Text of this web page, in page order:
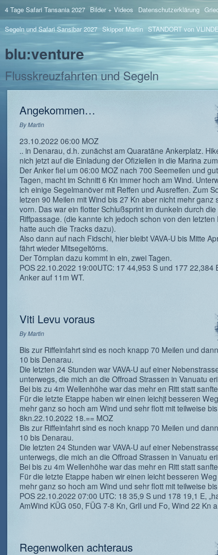
4 Tage Safari Tansania 2027 Bilder + Videos Datenschutzerklärung
Segeln und Safari Sansibar 2027 Skipper Martin STANDORT von
blu:venture
Flusskreuzfahrten und Segeln
Angekommen…
ByMartin
23.10.2022 06:00 MOZ
.. in Denarau, d.h. zunächst am Quaratäne Ankerplatz.
nich jetzt auf die Einladung der Ofiziellen in die Marina
Der Anker fiel um 06:00 MOZ nach 700 Seemeilen und
Tagen, macht im Schnitt 6 Kn immer hoch am Wind.
ich einige Segelmanöver mit Reffen und Ausreffen. Zum
letzen 90 Meilen mit Wind bis 27 Kn aber nicht mehr ganz
vorn. Das war ein flotter Schlußsprint im dunkeln durch die
Riffpassage. (die kannte ich jedoch schon von den letzten
hatte auch die Tracks dazu).
Also dann auf nach Fidschi, hier bleibt VAVA-U bis Mitte
fährt wieder Mitsegeltörns.
Der Törnplan dazu kommt in ein, zwei Tagen.
POS 22.10.2022 19:00UTC: 17 44,953 S und 177 22,384
Anker auf 11m WT.
Viti Levu voraus
ByMartin
Bis zur Riffeinfahrt sind es noch knapp 70 Meilen und
10 bis Denarau.
Die letzten 24 Stunden war VAVA-U auf einer
unterwegs, die mich an die Offroad Strassen in Vanuatu
Bei bis zu 4m Wellenhöhe war das mehr en Ritt statt
Für die letzte Etappe haben wir einen leichjt besseren
mehr ganz so hoch am Wind und sehr flott mit teilweise
8kn.22.10.2022 18.== MOZ
Bis zur Riffeinfahrt sind es noch knapp 70 Meilen und
10 bis Denarau.
Die letzten 24 Stunden war VAVA-U auf einer
unterwegs, die mich an die Offroad Strassen in Vanuatu
Bei bis zu 4m Wellenhöhe war das mehr en Ritt statt
Für die letzte Etappe haben wir einen leicht besseren
mehr ganz so hoch am Wind und sehr flott mit teilweise
POS 22.10.2022 07:00 UTC: 18 35,9 S und 178 19,1 E,
AmWind KÜG 050, FÜG 7-8 Kn, GrII und Fo, Wind 22 Kn
Regenwolken achteraus